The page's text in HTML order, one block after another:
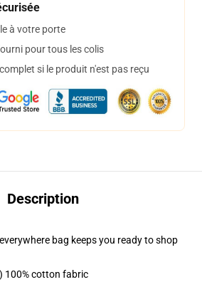
à votre porte
pour tous les colis
si le produit n'est pas reçu
Description
bag keeps you ready to shop
100% cotton fabric